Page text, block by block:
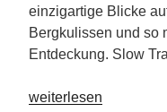
einzigartige Blicke
Bergkulissen und so
Entdeckung. Slow
„Kärnten
weiterlesen